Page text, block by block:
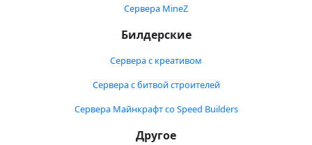
Сервера MineZ
Билдерские
Сервера с креативом
Сервера с битвой строителей
Сервера Майнкрафт со Speed Builders
Другое